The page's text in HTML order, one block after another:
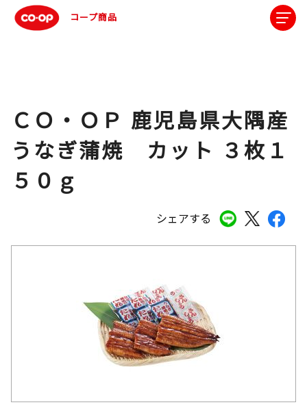
コープ商品
シェアする
ＣＯ・ＯＰ 鹿児島県大隅産
うなぎ蒲焼 カット ３枚１
５０ｇ